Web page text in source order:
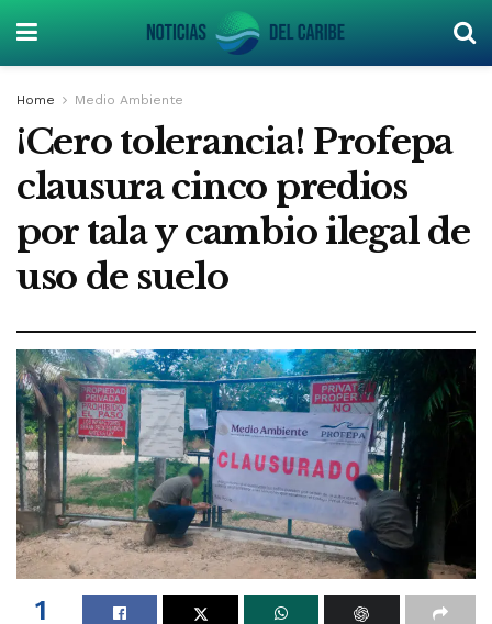
Home Medio Ambiente
¡Cero tolerancia! Profepa
clausura cinco predios
por tala y cambio ilegal de
uso de suelo
1